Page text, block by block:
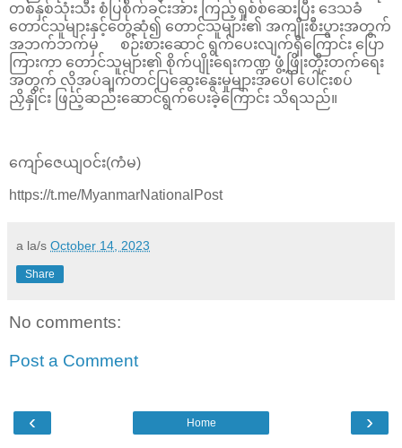
တစ်နှစ်သုံးသီး စံပြစိုက်ခင်းအား ကြည့်ရှုစစ်ဆေးပြီး ဒေသခံ
တောင်သူများနှင့်တွေ့ဆုံ၍ တောင်သူများ၏ အကျိုးစီးပွားအတွက်
အဘက်ဘက်မှ စဉ်းစားဆောင် ရွက်ပေးလျက်ရှိကြောင်း ပြော
ကြားကာ တောင်သူများ၏ စိုက်ပျိုးရေးကဏ္ဍ ဖွံ့ဖြိုးတိုးတက်ရေး
အတွက် လိုအပ်ချက်တင်ပြဆွေးနွေးမှုများအပေါ် ပေါင်းစပ်
ညှိနှိုင်း ဖြည့်ဆည်းဆောင်ရွက်ပေးခဲ့ကြောင်း သိရသည်။
ကျော်ဇေယျဝင်း(ကံမ)
https://t.me/MyanmarNationalPost
a la/s October 14, 2023
Share
No comments:
Post a Comment
‹ ›
Home